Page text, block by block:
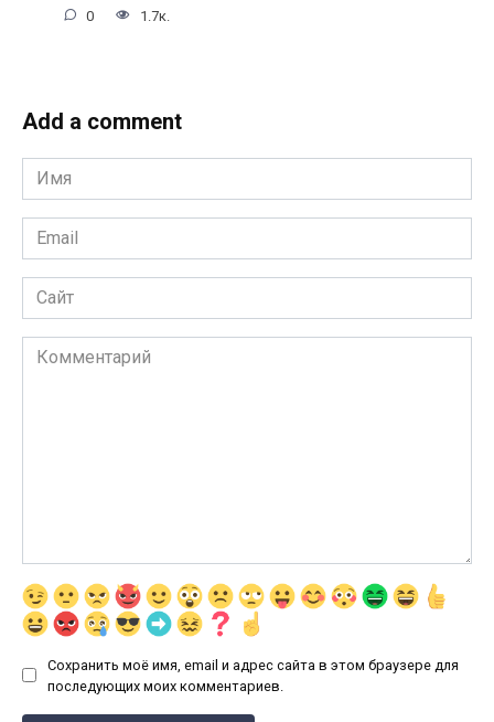
0 1.7к.
Add a comment
Имя
*
Email
*
Сайт
Комментарий
Сохранить моё имя, email и адрес сайта в этом браузере для
последующих моих комментариев.